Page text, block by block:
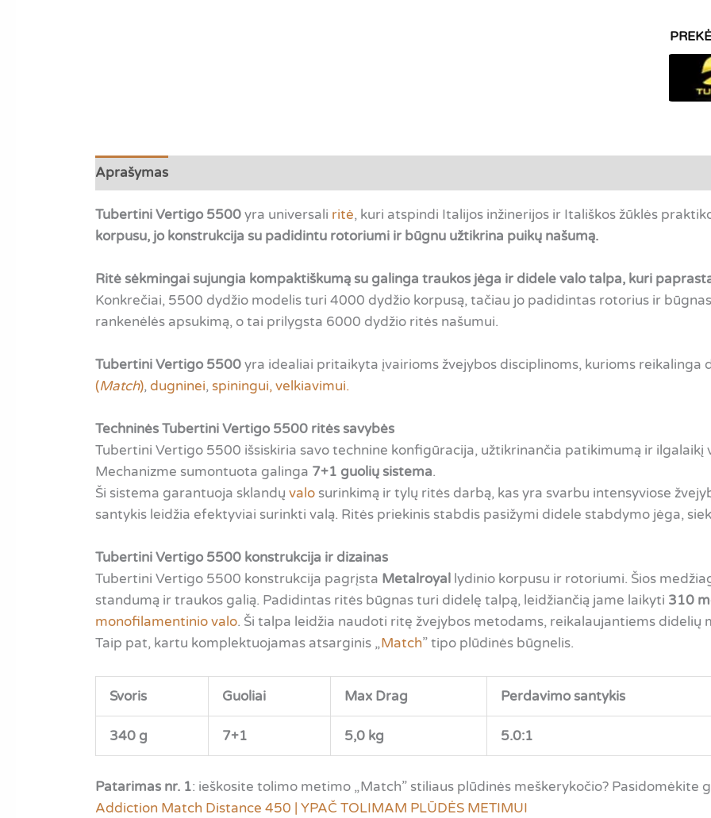
Aprašymas
Tubertini Vertigo 5500yra universali ritė, kuri atspindi Italijos inžinerijos ir Itališkos žūklės
korpusu, jo konstrukcija su padidintu rotoriumi ir būgnu užtikrina puikų našumą.
Ritė sėkmingai sujungia kompaktiškumą su galinga traukos jėga ir didele valo talpa, kuri
Konkrečiai, 5500 dydžio modelis turi 4000 dydžio korpusą, tačiau jo padidintas rotorius ir
rankenėlės apsukimą, o tai prilygsta 6000 dydžio ritės našumui.
Tubertini Vertigo 5500yra idealiai pritaikyta įvairioms žvejybos disciplinoms, kurioms reikalinga
(Match),dugninei,spiningui,velkiavimui.
Techninės Tubertini Vertigo 5500 ritės savybės
Tubertini Vertigo 5500 išsiskiria savo technine konfigūracija, užtikrinančia patikimumą ir ilgalaikį
Mechanizme sumontuota galinga 7+1 guolių sistema.
Ši sistema garantuoja sklandų valo surinkimą ir tylų ritės darbą, kas yra svarbu intensyviose
santykis leidžia efektyviai surinkti valą. Ritės priekinis stabdis pasižymi didele stabdymo jėga,
Tubertini Vertigo 5500 konstrukcija ir dizainas
Tubertini Vertigo 5500 konstrukcija pagrįsta Metalroyal lydinio korpusu ir rotoriumi. Šios
standumą ir traukos galią. Padidintas ritės būgnas turi didelę talpą, leidžiančią jame laikyti 310
monofilamentinio valo. Ši talpa leidžia naudoti ritę žvejybos metodams, reikalaujantiems
Taip pat, kartu komplektuojamas atsarginis „Match” tipo plūdinės būgnelis.
Svoris Guoliai Max Drag Perdavimo santykis
340 g 7+1 5,0 kg 5.0:1
Patarimas nr. 1: ieškosite tolimo metimo „Match” stiliaus plūdinės meškerykočio? Pasidomėkite
Addiction Match Distance 450 | YPAČ TOLIMAM PLŪDĖS METIMUI